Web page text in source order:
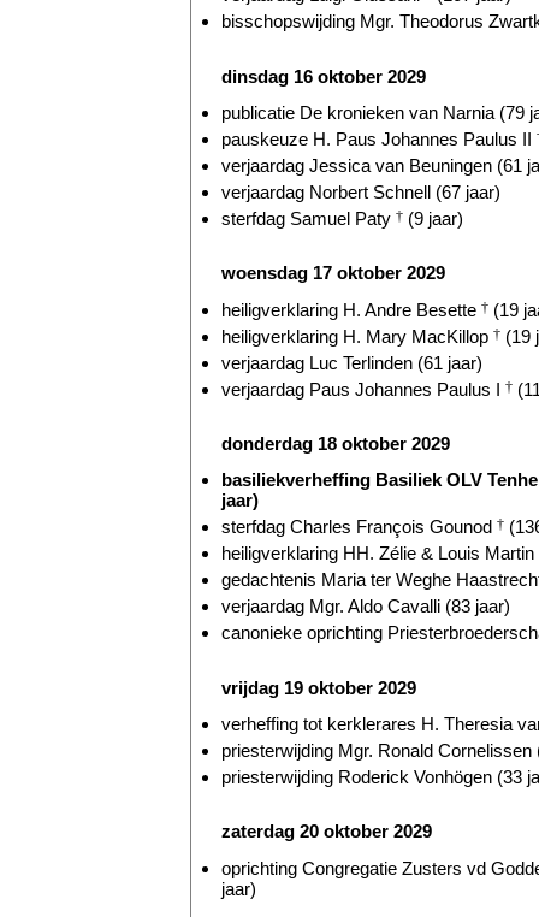
bisschopswijding Mgr. Theodorus
dinsdag 16 oktober 2029
publicatie De kronieken van Narnia (79
pauskeuze H. Paus Johannes Paulus II
verjaardag Jessica van Beuningen (61
verjaardag Norbert Schnell (67 jaar)
sterfdag Samuel Paty † (9 jaar)
woensdag 17 oktober 2029
heiligverklaring H. Andre Besette † (19
heiligverklaring H. Mary MacKillop † (19
verjaardag Luc Terlinden (61 jaar)
verjaardag Paus Johannes Paulus I †
donderdag 18 oktober 2029
basiliekverheffing Basiliek OLV
jaar)
sterfdag Charles François Gounod †
heiligverklaring HH. Zélie & Louis Martin
gedachtenis Maria ter Weghe
verjaardag Mgr. Aldo Cavalli (83 jaar)
canonieke oprichting
vrijdag 19 oktober 2029
verheffing tot kerklerares H. Theresia
priesterwijding Mgr. Ronald Cornelissen
priesterwijding Roderick Vonhögen (33
zaterdag 20 oktober 2029
oprichting Congregatie Zusters vd
jaar)